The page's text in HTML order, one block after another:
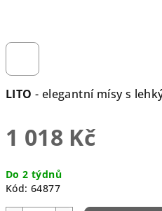
LITO - elegantní mísy s
1 018 Kč
cena:
Do 2 týdnů
Kód: 64877